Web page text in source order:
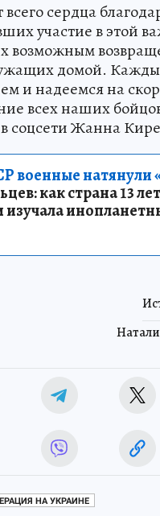
сердца
участие в этой
возможным
домой.
и надеемся на
всех наших
соцсети Жанна
военные натянули
как страна 13
изучала
НА УКРАИНЕ